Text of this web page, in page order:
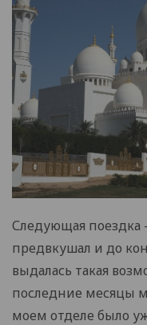
Следующая поездка
предвкушал и до
выдалась такая
последние месяцы
моем отделе было